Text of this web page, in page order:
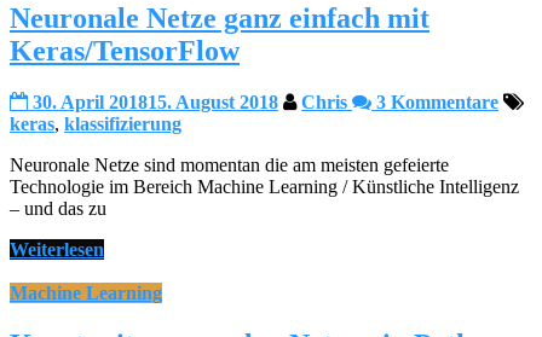
Neuronale Netze ganz einfach mit
Keras/TensorFlow
30. April 201815. August 2018 Chris
3 Kommentare
keras, klassifizierung
Neuronale Netze sind momentan die am meisten gefeierte
Technologie im Bereich Machine Learning / Künstliche Intelligenz
– und das zu
Weiterlesen
Machine Learning